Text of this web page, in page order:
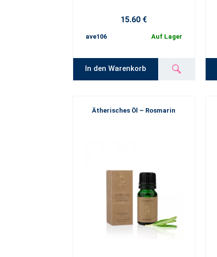
15.60 €
ave106 Auf Lager
In den Warenkorb
Ätherisches Öl – Rosmarin